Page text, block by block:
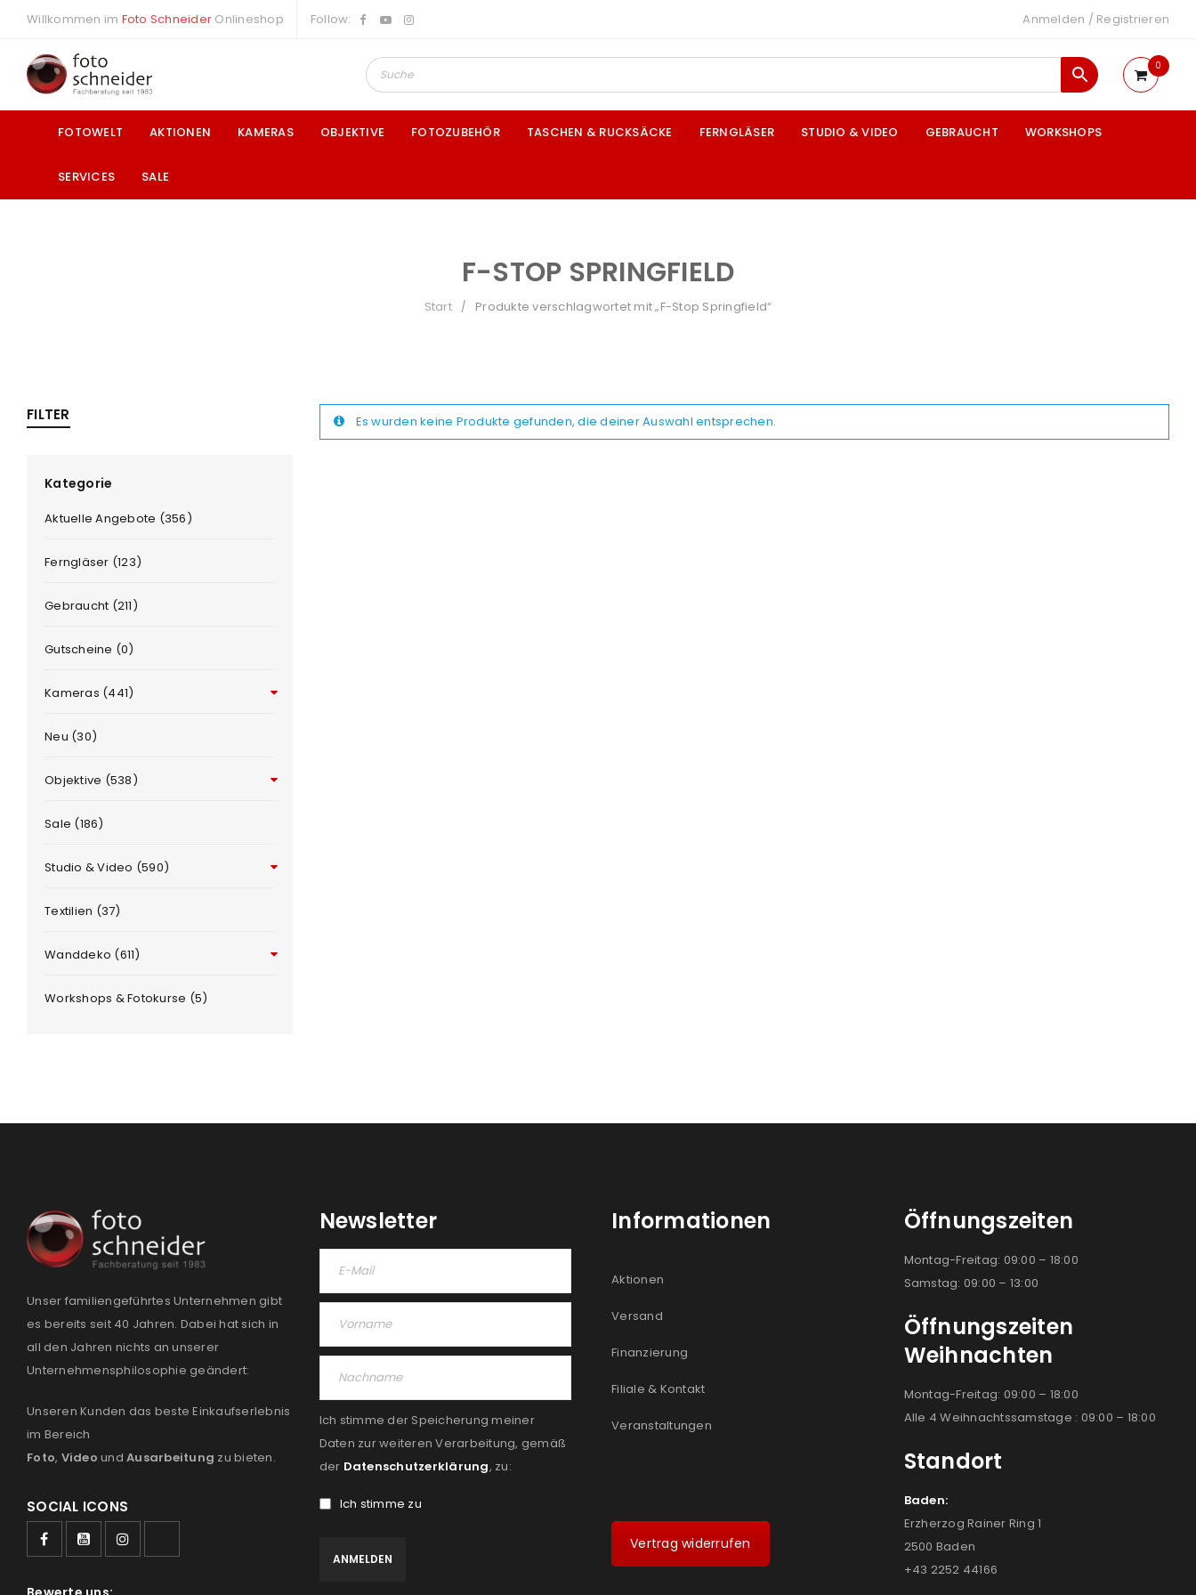
Datenschutzerklärung. *
Willkommen im Foto Schneider Onlineshop Follow: Anmelden / Registrieren
0
FOTOWELT AKTIONEN KAMERAS OBJEKTIVE FOTOZUBEHÖR TASCHEN & RUCKSÄCKE FERNGLÄSER STUDIO & VIDEO GEBRAUCHT WORKSHOPS
SERVICES SALE
F-STOP SPRINGFIELD
Start / Produkte verschlagwortet mit „F-Stop Springfield“
FILTER
Kategorie
Aktuelle Angebote (356)
Ferngläser (123)
Gebraucht (211)
Gutscheine (0)
Kameras (441)
Neu (30)
Objektive (538)
Sale (186)
Studio & Video (590)
Textilien (37)
Wanddeko (611)
Workshops & Fotokurse (5)
Es wurden keine Produkte gefunden, die deiner Auswahl entsprechen.
Unser familiengeführtes Unternehmen gibt
es bereits seit 40 Jahren. Dabei hat sich in
all den Jahren nichts an unserer
Unternehmensphilosophie geändert:
Unseren Kunden das beste Einkaufserlebnis
im Bereich
Foto, Video und Ausarbeitung zu bieten.
SOCIAL ICONS
Newsletter
Ich stimme der Speicherung meiner
Daten zur weiteren Verarbeitung, gemäß
der Datenschutzerklärung, zu:
Ich stimme zu
Informationen
Aktionen
Versand
Finanzierung
Filiale & Kontakt
Veranstaltungen
Vertrag widerrufen
Öffnungszeiten
Montag-Freitag: 09:00 – 18:00
Samstag: 09:00 – 13:00
Öffnungszeiten
Weihnachten
Montag-Freitag: 09:00 – 18:00
Alle 4 Weihnachtssamstage : 09:00 – 18:00
Standort
Baden:
Erzherzog Rainer Ring 1
2500 Baden
+43 2252 44166